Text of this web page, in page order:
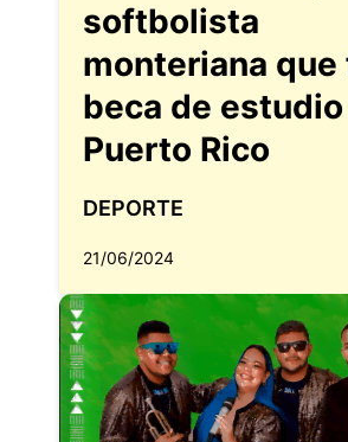
softbolista
monteriana
beca de
Puerto Rico
DEPORTE
21/06/2024